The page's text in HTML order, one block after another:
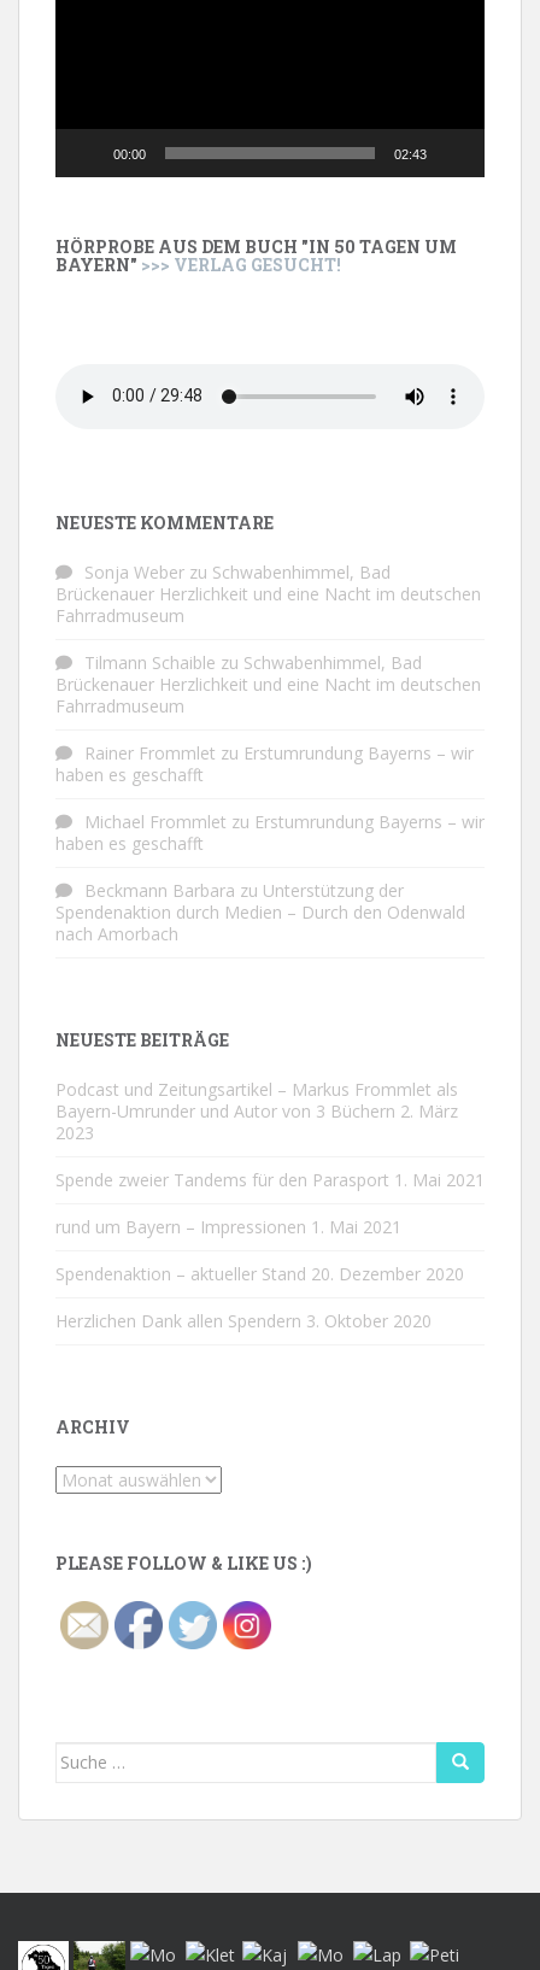
00:00 02:43
HÖRPROBE AUS DEM BUCH "IN 50 TAGEN UM
BAYERN" >>> VERLAG GESUCHT!
NEUESTE KOMMENTARE
Sonja Weber zu Schwabenhimmel, Bad
Brückenauer Herzlichkeit und eine Nacht im deutschen
Fahrradmuseum
Tilmann Schaible zu Schwabenhimmel, Bad
Brückenauer Herzlichkeit und eine Nacht im deutschen
Fahrradmuseum
Rainer Frommlet zu Erstumrundung Bayerns – wir
haben es geschafft
Michael Frommlet zu Erstumrundung Bayerns – wir
haben es geschafft
Beckmann Barbara zu Unterstützung der
Spendenaktion durch Medien – Durch den Odenwald
nach Amorbach
NEUESTE BEITRÄGE
Podcast und Zeitungsartikel – Markus Frommlet als
Bayern-Umrunder und Autor von 3 Büchern 2. März
2023
Spende zweier Tandems für den Parasport 1. Mai 2021
rund um Bayern – Impressionen 1. Mai 2021
Spendenaktion – aktueller Stand 20. Dezember 2020
Herzlichen Dank allen Spendern 3. Oktober 2020
ARCHIV
Archiv
PLEASE FOLLOW & LIKE US :)
Suche